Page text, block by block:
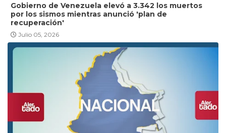
Gobierno de Venezuela elevó a 3.342 los muertos
por los sismos mientras anunció 'plan de
recuperación'
Julio 05, 2026